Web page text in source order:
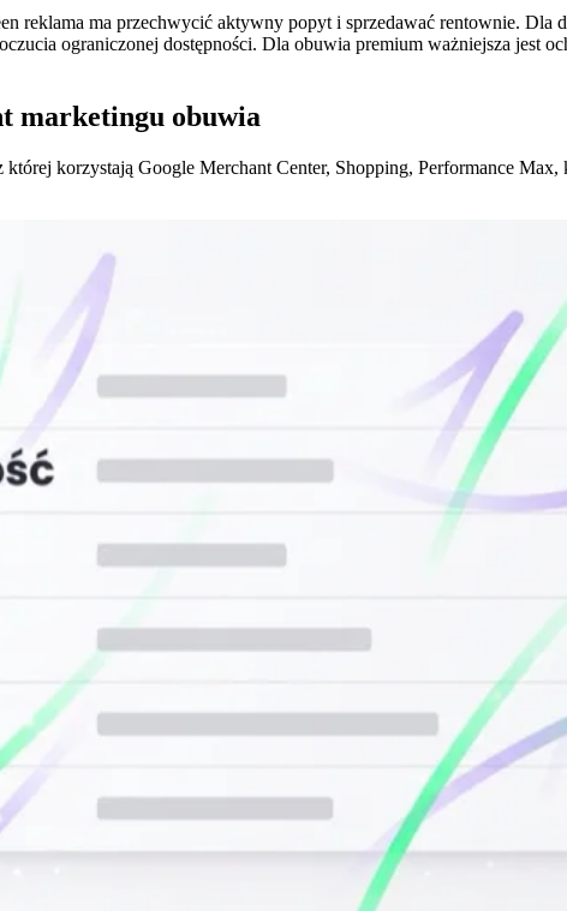
reklama ma przechwycić aktywny popyt i sprzedawać rentownie. Dla
ograniczonej dostępności. Dla obuwia premium ważniejsza jest
marketingu obuwia
której korzystają Google Merchant Center, Shopping, Performance